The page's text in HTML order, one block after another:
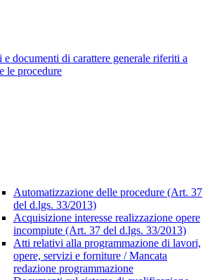
e documenti di carattere generale riferiti a
le procedure
Automatizzazione delle procedure (Art. 37
del d.lgs. 33/2013)
Acquisizione interesse realizzazione opere
incompiute (Art. 37 del d.lgs. 33/2013)
Atti relativi alla programmazione di lavori,
opere, servizi e forniture / Mancata
redazione programmazione